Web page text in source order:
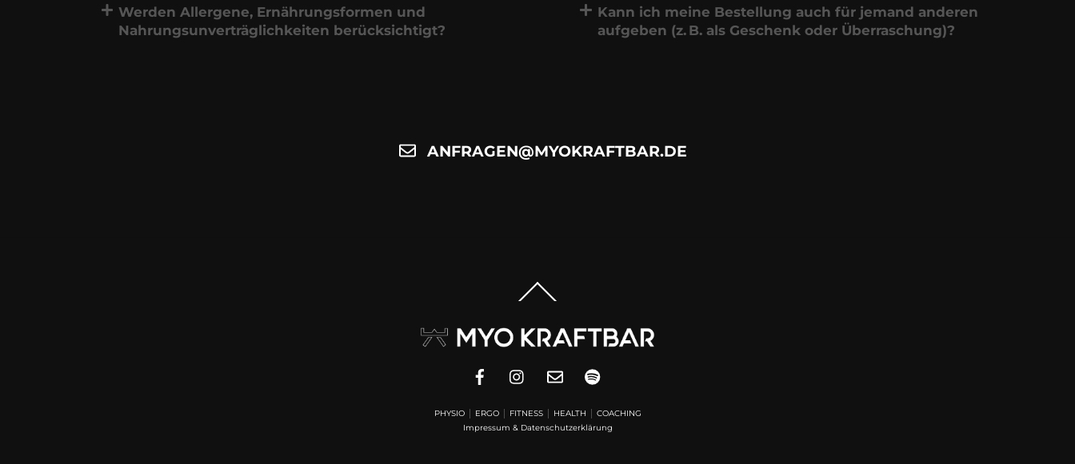
Werden Allergene, Ernährungsformen und
Nahrungsunverträglichkeiten berücksichtigt?
Kann ich meine Bestellung auch für jemand anderen
aufgeben (z. B. als Geschenk oder Überraschung)?
ANFRAGEN@MYOKRAFTBAR.DE
To
Top
PHYSIO│ ERGO│ FITNESS│ HEALTH
COACHING
Impressum & Datenschutzerklärung